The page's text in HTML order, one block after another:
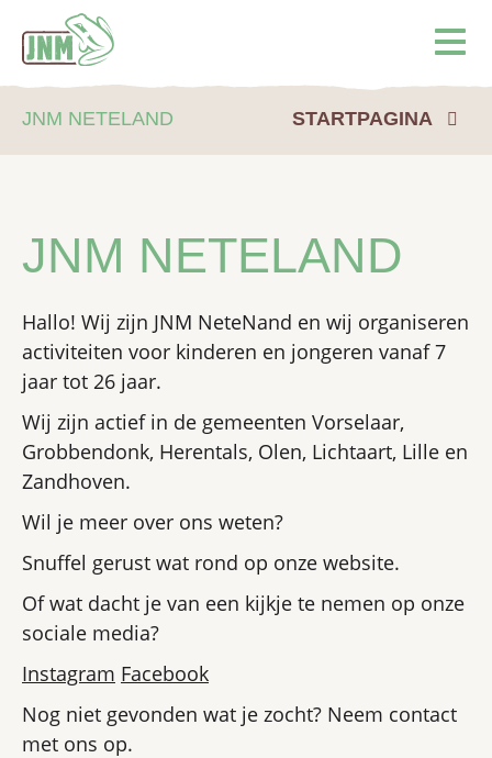
JNM NETELAND STARTPAGINA
JNM NETELAND
Hallo! Wij zijn JNM NeteNand en wij organiseren
activiteiten voor kinderen en jongeren vanaf 7
jaar tot 26 jaar.
Wij zijn actief in de gemeenten Vorselaar,
Grobbendonk, Herentals, Olen, Lichtaart, Lille en
Zandhoven.
Wil je meer over ons weten?
Snuffel gerust wat rond op onze website.
Of wat dacht je van een kijkje te nemen op onze
sociale media?
Instagram Facebook
Nog niet gevonden wat je zocht? Neem contact
met ons op.